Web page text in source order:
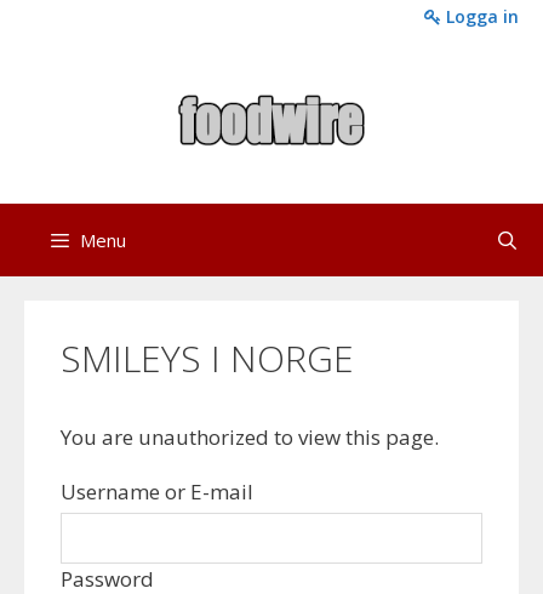
Logga in
Menu
SMILEYS I NORGE
You are unauthorized to view this page.
Username or E-mail
Password